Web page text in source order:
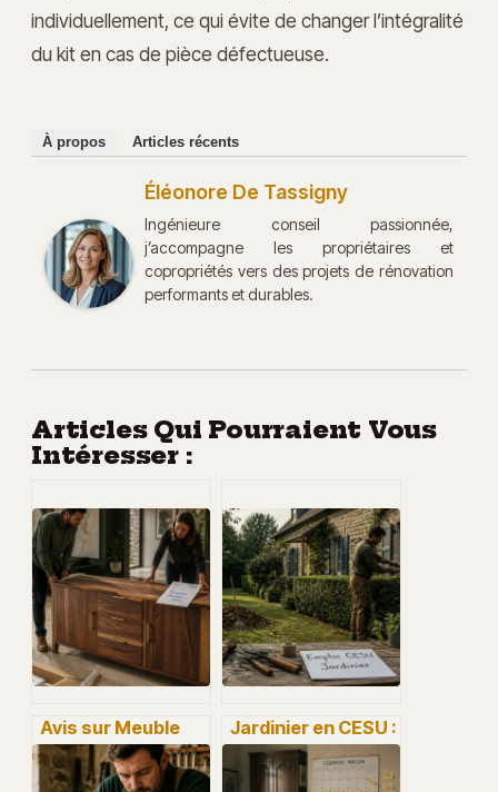
individuellement, ce qui évite de changer l’intégralité
du kit en cas de pièce défectueuse.
À propos Articles récents
Éléonore De Tassigny
Ingénieure conseil passionnée,
j’accompagne les propriétaires et
copropriétés vers des projets de rénovation
performants et durables.
Articles Qui Pourraient Vous
Intéresser :
Avis sur Meuble
House : le prestige
du bois massif
Jardinier en CESU :
50 % de crédit
d’impôt et 3